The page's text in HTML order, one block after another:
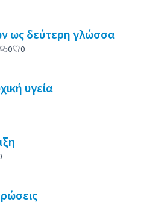
ως δεύτερη γλώσσα
0 0
υγεία